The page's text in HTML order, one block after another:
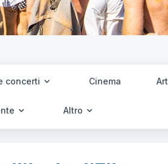
concerti Cinema
Altro